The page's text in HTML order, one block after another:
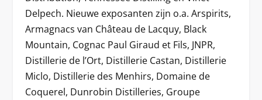
Delpech. Nieuwe exposanten zijn o.a. Arspirits,
Armagnacs van Château de Lacquy, Black
Mountain, Cognac Paul Giraud et Fils, JNPR,
Distillerie de l’Ort, Distillerie Castan, Distillerie
Miclo, Distillerie des Menhirs, Domaine de
Coquerel, Dunrobin Distilleries, Groupe